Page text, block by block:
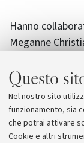
Questo
Nel nostro sito
funzionamento, sia
che potrai attivare
Cookie e altri
Hanno
Meganne
Bologna, con
studio dei
Bologna e con
Hebrew